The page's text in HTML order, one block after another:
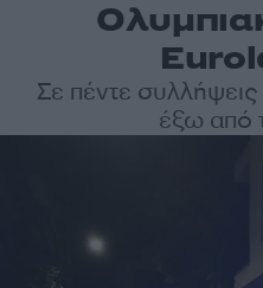
Σε πέντε
έξω από